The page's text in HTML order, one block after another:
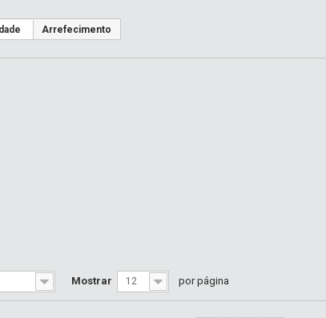
Arrefecimento
Mostrar 12 por página